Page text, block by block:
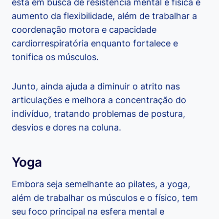
está em busca de resistência mental e física e
aumento da flexibilidade, além de trabalhar a
coordenação motora e capacidade
cardiorrespiratória enquanto fortalece e
tonifica os músculos.
Junto, ainda ajuda a diminuir o atrito nas
articulações e melhora a concentração do
indivíduo, tratando problemas de postura,
desvios e dores na coluna.
Yoga
Embora seja semelhante ao pilates, a yoga,
além de trabalhar os músculos e o físico, tem
seu foco principal na esfera mental e